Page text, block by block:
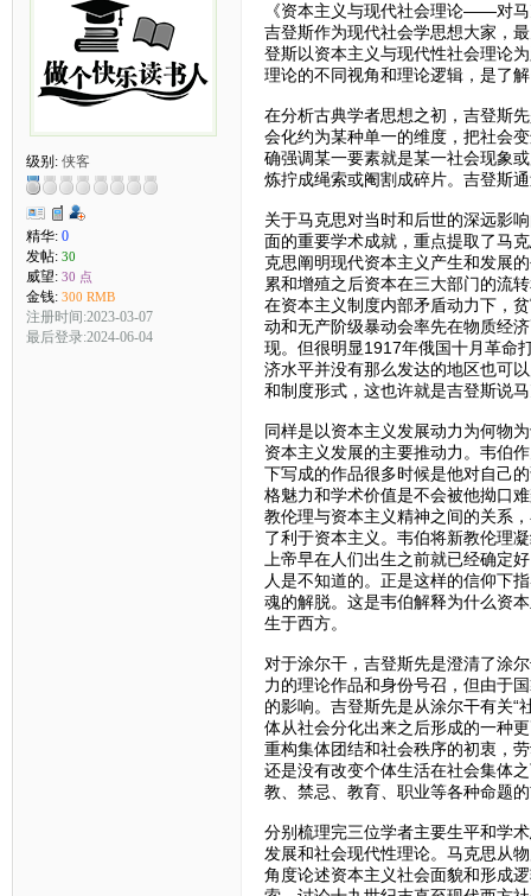
级别: 侠客
精华: 0
发帖: 30
威望: 30 点
金钱: 300 RMB
注册时间:2023-03-07
最后登录:2024-06-04
《资本主义与现代社会理论——对
吉登斯作为现代社会学思想大家，
登斯以资本主义与现代性社会理论
理论的不同视角和理论逻辑，是了
在分析古典学者思想之初，吉登斯
会化约为某种单一的维度，把社会
确强调某一要素就是某一社会现象
炼拧成绳索或阉割成碎片。吉登斯
关于马克思对当时和后世的深远影
面的重要学术成就，重点提取了马
克思阐明现代资本主义产生和发展
累和增殖之后资本在三大部门的流
在资本主义制度内部矛盾动力下，
动和无产阶级暴动会率先在物质经
现。但很明显1917年俄国十月革命
济水平并没有那么发达的地区也可
和制度形式，这也许就是吉登斯说
同样是以资本主义发展动力为何物
资本主义发展的主要推动力。韦伯
下写成的作品很多时候是他对自己
格魅力和学术价值是不会被他拗口
教伦理与资本主义精神之间的关系
了利于资本主义。韦伯将新教伦理
上帝早在人们出生之前就已经确定
人是不知道的。正是这样的信仰下
魂的解脱。这是韦伯解释为什么资
生于西方。
对于涂尔干，吉登斯先是澄清了涂
力的理论作品和身份号召，但由于
的影响。吉登斯先是从涂尔干有关“
体从社会分化出来之后形成的一种
重构集体团结和社会秩序的初衷，
还是没有改变个体生活在社会集体
教、禁忌、教育、职业等各种命题
分别梳理完三位学者主要生平和学
发展和社会现代性理论。马克思从
角度论述资本主义社会面貌和形成